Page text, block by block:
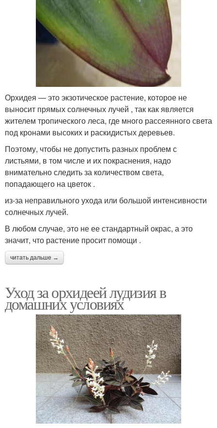
Орхидея — это экзотическое растение, которое не
выносит прямых солнечных лучей , так как является
жителем тропического леса, где много рассеянного света
под кронами высоких и раскидистых деревьев.
Поэтому, чтобы не допустить разных проблем с
листьями, в том числе и их покраснения, надо
внимательно следить за количеством света,
попадающего на цветок .
из-за неправильного ухода или большой интенсивности
солнечных лучей.
В любом случае, это не ее стандартный окрас, а это
значит, что растение просит помощи .
читать дальше →
Уход за орхидеей лудизия в
домашних условиях